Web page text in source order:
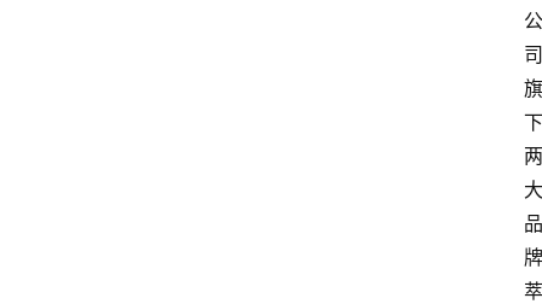
公
司
旗
下
两
大
品
牌
萃